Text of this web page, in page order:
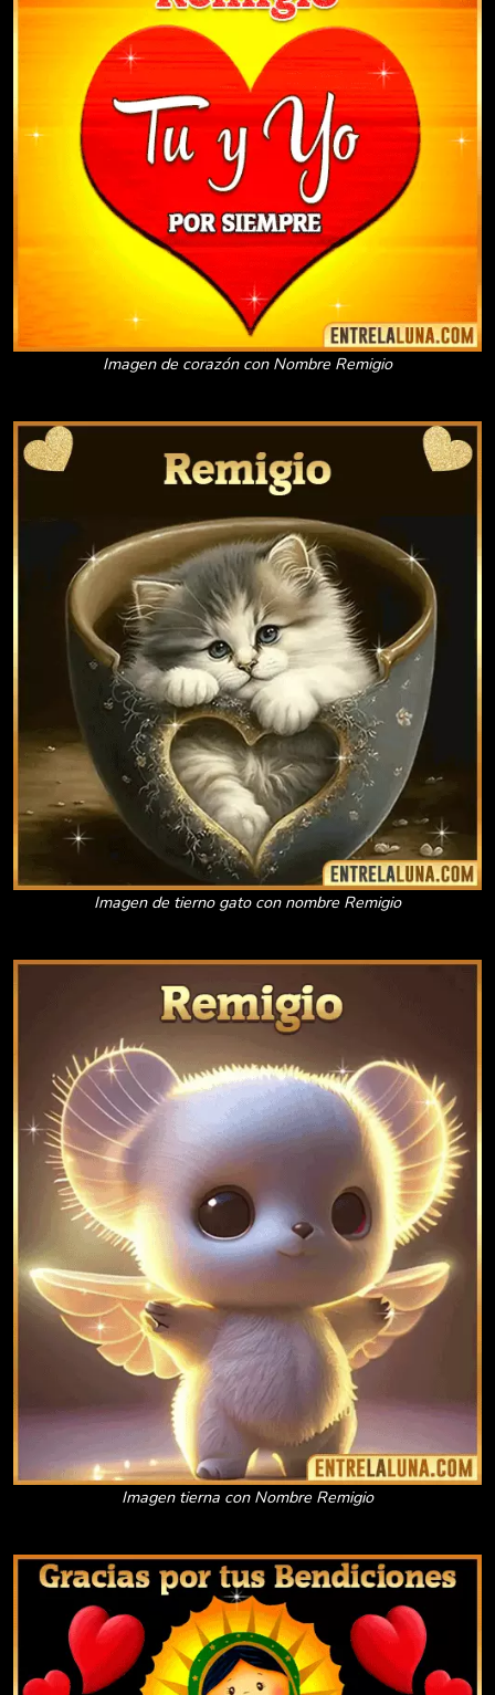
Imagen de corazón con Nombre Remigio
Imagen de tierno gato con nombre Remigio
Imagen tierna con Nombre Remigio